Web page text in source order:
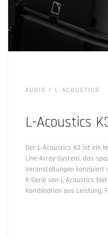
AUDIO L-ACOUSTICS
L-Acoustics
Der L-Acoustics K3 ist ein
Line-Array-System, das
Veranstaltungen
K-Serie von L-Acoustics
Kombination aus Leistung,